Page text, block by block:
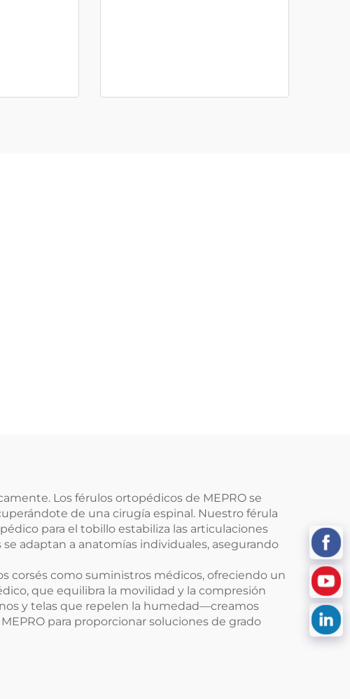
Los férulos ortopédicos de MEPRO se
de una cirugía espinal. Nuestro férula
para el tobillo estabiliza las articulaciones
adaptan a anatomías individuales, asegurando
corsés como suministros médicos, ofreciendo un
que equilibra la movilidad y la compresión
y telas que repelen la humedad—creamos
para proporcionar soluciones de grado